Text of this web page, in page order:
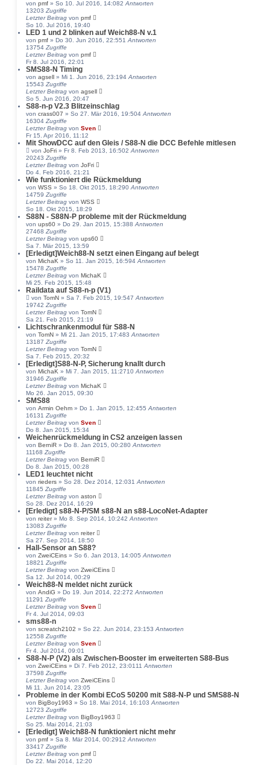
von pmf » So 10. Jul 2016, 14:082 Antworten
13203 Zugriffe
Letzter Beitrag von pmf
So 10. Jul 2016, 19:40
LED 1 und 2 blinken auf Weich88-N v.1
von pmf » Do 30. Jun 2016, 22:551 Antworten
13754 Zugriffe
Letzter Beitrag von pmf
Fr 8. Jul 2016, 22:01
SMS88-N Timing
von agsell » Mi 1. Jun 2016, 23:194 Antworten
15543 Zugriffe
Letzter Beitrag von agsell
So 5. Jun 2016, 20:47
S88-n-p V2.3 Blitzeinschlag
von crass007 » So 27. Mär 2016, 19:504 Antworten
16304 Zugriffe
Letzter Beitrag von Sven
Fr 15. Apr 2016, 11:12
Mit ShowDCC auf den Gleis / S88-N die DCC Befehle mitlesen
von JoFri » Fr 8. Feb 2013, 16:502 Antworten
20243 Zugriffe
Letzter Beitrag von JoFri
Do 4. Feb 2016, 21:21
Wie funktioniert die Rückmeldung
von WSS » So 18. Okt 2015, 18:290 Antworten
14759 Zugriffe
Letzter Beitrag von WSS
So 18. Okt 2015, 18:29
S88N - S88N-P probleme mit der Rückmeldung
von ups60 » Do 29. Jan 2015, 15:388 Antworten
27468 Zugriffe
Letzter Beitrag von ups60
Sa 7. Mär 2015, 13:59
[Erledigt]Weich88-N setzt einen Eingang auf belegt
von MichaK » So 11. Jan 2015, 16:594 Antworten
15478 Zugriffe
Letzter Beitrag von MichaK
Mi 25. Feb 2015, 15:48
Raildata auf S88-n-p (V1)
von TomN » Sa 7. Feb 2015, 19:547 Antworten
19742 Zugriffe
Letzter Beitrag von TomN
Sa 21. Feb 2015, 21:19
Lichtschrankenmodul für S88-N
von TomN » Mi 21. Jan 2015, 17:483 Antworten
13187 Zugriffe
Letzter Beitrag von TomN
Sa 7. Feb 2015, 20:32
[Erledigt]S88-N-P, Sicherung knallt durch
von MichaK » Mi 7. Jan 2015, 11:2710 Antworten
31946 Zugriffe
Letzter Beitrag von MichaK
Mo 26. Jan 2015, 09:30
SMS88
von Armin Oehm » Do 1. Jan 2015, 12:455 Antworten
16131 Zugriffe
Letzter Beitrag von Sven
Do 8. Jan 2015, 15:34
Weichenrückmeldung in CS2 anzeigen lassen
von BerniR » Do 8. Jan 2015, 00:280 Antworten
11168 Zugriffe
Letzter Beitrag von BerniR
Do 8. Jan 2015, 00:28
LED1 leuchtet nicht
von rieders » So 28. Dez 2014, 12:031 Antworten
11845 Zugriffe
Letzter Beitrag von aston
So 28. Dez 2014, 16:29
[Erledigt] s88-N-P/SM s88-N an s88-LocoNet-Adapter
von reiter» Mo 8. Sep 2014, 10:242 Antworten
13083 Zugriffe
Letzter Beitrag von reiter
Sa 27. Sep 2014, 18:50
Hall-Sensor an S88?
von ZweiCEins » So 6. Jan 2013, 14:005 Antworten
18821 Zugriffe
Letzter Beitrag von ZweiCEins
Sa 12. Jul 2014, 00:29
Weich88-N meldet nicht zurück
von AndiG » Do 19. Jun 2014, 22:272 Antworten
11291 Zugriffe
Letzter Beitrag von Sven
Fr 4. Jul 2014, 09:03
sms88-n
von screatch2102 » So 22. Jun 2014, 23:153 Antworten
12558 Zugriffe
Letzter Beitrag von Sven
Fr 4. Jul 2014, 09:01
S88-N-P (V2) als Zwischen-Booster im erweiterten S88-Bus
von ZweiCEins » Di 7. Feb 2012, 23:01 11 Antworten
37598 Zugriffe
Letzter Beitrag von ZweiCEins
Mi 11. Jun 2014, 23:05
Probleme in der Kombi ECoS 50200 mit S88-N-P und SMS88-N
von BigBoy1963 » So 18. Mai 2014, 16:103 Antworten
12723 Zugriffe
Letzter Beitrag von BigBoy1963
So 25. Mai 2014, 21:03
[Erledigt] Weich88-N funktioniert nicht mehr
von pmf » Sa 8. Mär 2014, 00:2912 Antworten
33417 Zugriffe
Letzter Beitrag von pmf
Do 22. Mai 2014, 12:20